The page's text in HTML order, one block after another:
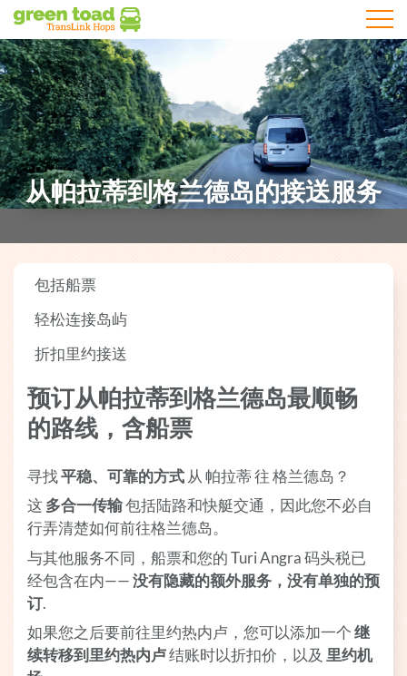
打开
从帕拉蒂到格兰德岛的接送服务
包括船票
轻松连接岛屿
折扣里约接送
预订从帕拉蒂到格兰德岛最顺畅
的路线，含船票
寻找平稳、可靠的方式 从 帕拉蒂 往 格兰德岛？
这多合一传输包括陆路和快艇交通，因此您不必自
行弄清楚如何前往格兰德岛。
与其他服务不同，船票和您的 Turi Angra 码头税已
经包含在内——没有隐藏的额外服务，没有单独的预
订.
如果您之后要前往里约热内卢，您可以添加一个继
续转移到里约热内卢结账时以折扣价，以及 里约机